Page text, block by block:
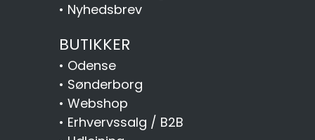
• Nyhedsbrev
BUTIKKER
• Odense
• Sønderborg
• Webshop
• Erhvervssalg / B2B